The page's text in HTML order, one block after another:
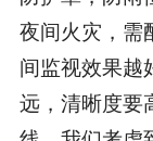
夜间火灾，需
间监视效果越
远，清晰度要